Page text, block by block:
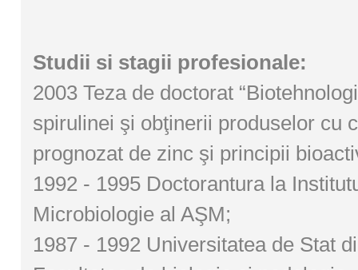
Studii si stagii profesionale:
2003 Teza de doctorat
spirulinei şi obţinerii produselor cu
prognozat de zinc şi principii
1992 - 1995 Doctorantura la
Microbiologie al AŞM;
1987 - 1992 Universitatea de Stat